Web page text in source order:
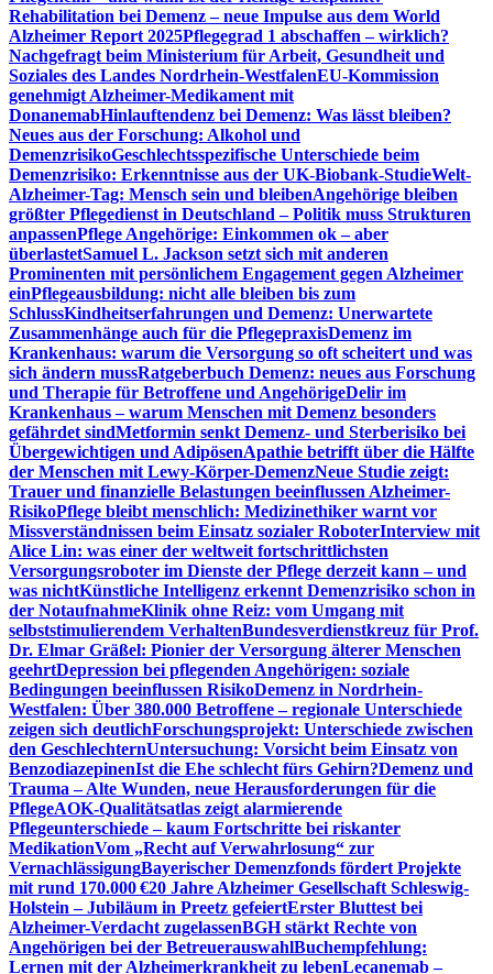
Rehabilitation bei Demenz – neue Impulse aus dem World
Alzheimer Report 2025Pflegegrad 1 abschaffen – wirklich?
Nachgefragt beim Ministerium für Arbeit, Gesundheit und
Soziales des Landes Nordrhein-WestfalenEU-Kommission
genehmigt Alzheimer-Medikament mit
DonanemabHinlauftendenz bei Demenz: Was lässt bleiben?
Neues aus der Forschung: Alkohol und
DemenzrisikoGeschlechtsspezifische Unterschiede beim
Demenzrisiko: Erkenntnisse aus der UK-Biobank-StudieWelt-
Alzheimer-Tag: Mensch sein und bleibenAngehörige bleiben
größter Pflegedienst in Deutschland – Politik muss Strukturen
anpassenPflege Angehörige: Einkommen ok – aber
überlastetSamuel L. Jackson setzt sich mit anderen
Prominenten mit persönlichem Engagement gegen Alzheimer
einPflegeausbildung: nicht alle bleiben bis zum
SchlussKindheitserfahrungen und Demenz: Unerwartete
Zusammenhänge auch für die PflegepraxisDemenz im
Krankenhaus: warum die Versorgung so oft scheitert und was
sich ändern mussRatgeberbuch Demenz: neues aus Forschung
und Therapie für Betroffene und AngehörigeDelir im
Krankenhaus – warum Menschen mit Demenz besonders
gefährdet sindMetformin senkt Demenz- und Sterberisiko bei
Übergewichtigen und AdipösenApathie betrifft über die Hälfte
der Menschen mit Lewy-Körper-DemenzNeue Studie zeigt:
Trauer und finanzielle Belastungen beeinflussen Alzheimer-
RisikoPflege bleibt menschlich: Medizinethiker warnt vor
Missverständnissen beim Einsatz sozialer RoboterInterview mit
Alice Lin: was einer der weltweit fortschrittlichsten
Versorgungsroboter im Dienste der Pflege derzeit kann – und
was nichtKünstliche Intelligenz erkennt Demenzrisiko schon in
der NotaufnahmeKlinik ohne Reiz: vom Umgang mit
selbststimulierendem VerhaltenBundesverdienstkreuz für Prof.
Dr. Elmar Gräßel: Pionier der Versorgung älterer Menschen
geehrtDepression bei pflegenden Angehörigen: soziale
Bedingungen beeinflussen RisikoDemenz in Nordrhein-
Westfalen: Über 380.000 Betroffene – regionale Unterschiede
zeigen sich deutlichForschungsprojekt: Unterschiede zwischen
den GeschlechternUntersuchung: Vorsicht beim Einsatz von
BenzodiazepinenIst die Ehe schlecht fürs Gehirn?Demenz und
Trauma – Alte Wunden, neue Herausforderungen für die
PflegeAOK-Qualitätsatlas zeigt alarmierende
Pflegeunterschiede – kaum Fortschritte bei riskanter
MedikationVom „Recht auf Verwahrlosung“ zur
VernachlässigungBayerischer Demenzfonds fördert Projekte
mit rund 170.000 €20 Jahre Alzheimer Gesellschaft Schleswig-
Holstein – Jubiläum in Preetz gefeiertErster Bluttest bei
Alzheimer-Verdacht zugelassenBGH stärkt Rechte von
Angehörigen bei der BetreuerauswahlBuchempfehlung:
Lernen mit der Alzheimerkrankheit zu lebenLecanemab –